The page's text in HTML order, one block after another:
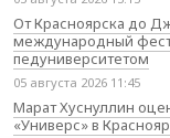
От Красноярска до
международный
педуниверситетом
05 августа 2026 11:45
Марат Хуснуллин
«Универс» в